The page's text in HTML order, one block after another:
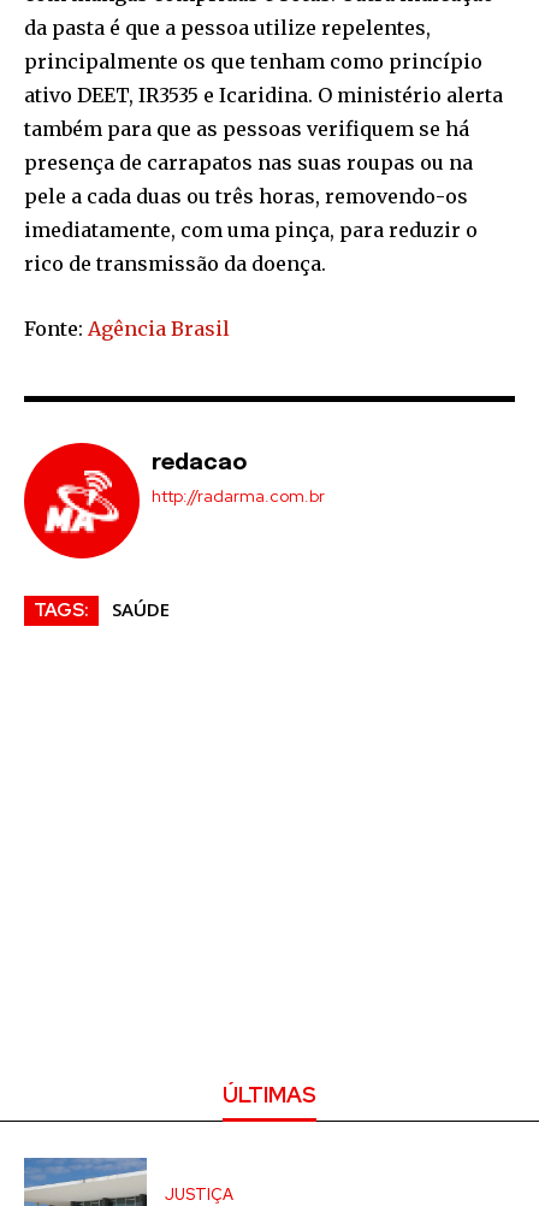
da pasta é que a pessoa utilize repelentes,
principalmente os que tenham como princípio
ativo DEET, IR3535 e Icaridina. O ministério alerta
também para que as pessoas verifiquem se há
presença de carrapatos nas suas roupas ou na
pele a cada duas ou três horas, removendo-os
imediatamente, com uma pinça, para reduzir o
rico de transmissão da doença.
Fonte: Agência Brasil
redacao
http://radarma.com.br
TAGS: SAÚDE
ÚLTIMAS
JUSTIÇA